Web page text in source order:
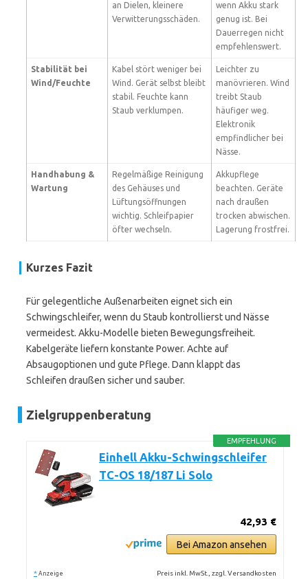
an Dielen, kleinere
Verwitterungsschäden.
wenn Akku stark
genug ist. Bei
Dauerregen nicht
empfehlenswert.
Stabilität bei
Wind/Feuchte
Kabel stört weniger bei
Wind. Gerät selbst bleibt
stabil. Feuchte kann
Staub verklumpen.
Leichter zu
manövrieren. Wind
treibt Staub
häufiger weg.
Elektronik
empfindlicher bei
Nässe.
Handhabung &
Wartung
Regelmäßige Reinigung
des Gehäuses und
Lüftungsöffnungen
wichtig. Schleifpapier
öfter wechseln.
Akkupflege
beachten. Geräte
nach draußen
trocken abwischen.
Lagerung frostfrei.
Kurzes Fazit
Für gelegentliche Außenarbeiten eignet sich ein
Schwingschleifer, wenn du Staub kontrollierst und Nässe
vermeidest. Akku-Modelle bieten Bewegungsfreiheit.
Kabelgeräte liefern konstante Power. Achte auf
Absaugoptionen und gute Pflege. Dann klappt das
Schleifen draußen sicher und sauber.
Zielgruppenberatung
EMPFEHLUNG
Einhell Akku-Schwingschleifer
TC-OS 18/187 Li Solo
42,93 €
Bei Amazon ansehen
* Anzeige Preis inkl. MwSt., zzgl. Versandkosten